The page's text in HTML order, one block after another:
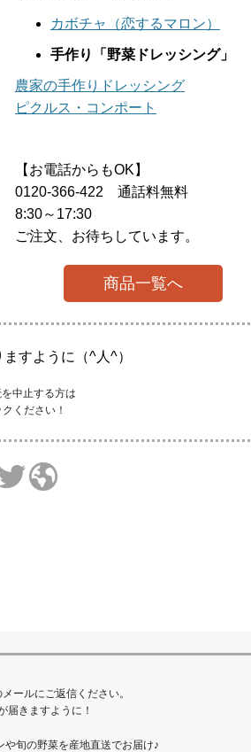
カボチャ（恋するマロン）
手作り「野菜ドレッシング」
農家の手作りドレッシング
ピクルス・コンポート
【お電話からもOK】
0120-366-422 通話料無料
8:30～17:30
ご注文、お待ちしています。
商品一覧へ
すように（^人^）
中止する方は
ください！
ールにご返信ください。
届きますように！
旬の野菜を産地直送でお届け♪